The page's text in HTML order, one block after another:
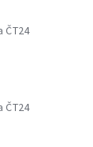
ČT24
ČT24